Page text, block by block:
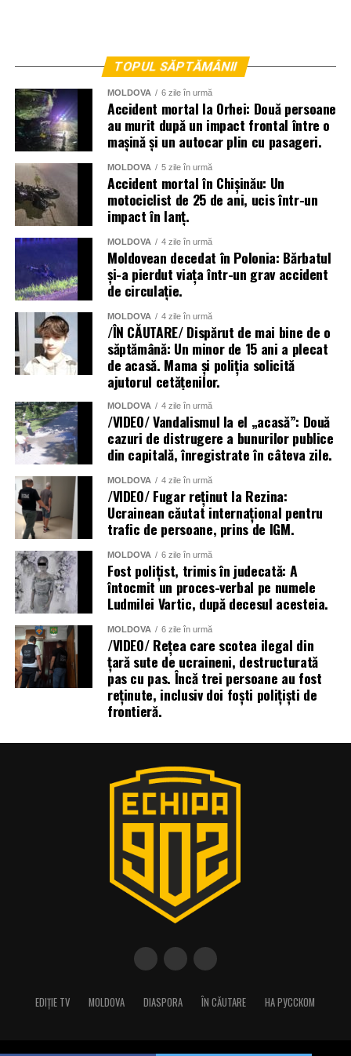
TOPUL SĂPTĂMÂNII
MOLDOVA 6 zile în urmă
Accident mortal la Orhei: Două persoane
au murit după un impact frontal între o
mașină și un autocar plin cu pasageri.
MOLDOVA 5 zile în urmă
Accident mortal în Chișinău: Un
motociclist de 25 de ani, ucis într-un
impact în lanț.
MOLDOVA 4 zile în urmă
Moldovean decedat în Polonia: Bărbatul
și-a pierdut viața într-un grav accident
de circulație.
MOLDOVA 4 zile în urmă
/ÎN CĂUTARE/ Dispărut de mai bine de o
săptămână: Un minor de 15 ani a plecat
de acasă. Mama și poliția solicită
ajutorul cetățenilor.
MOLDOVA 4 zile în urmă
/VIDEO/ Vandalismul la el „acasă”: Două
cazuri de distrugere a bunurilor publice
din capitală, înregistrate în câteva zile.
MOLDOVA 4 zile în urmă
/VIDEO/ Fugar reținut la Rezina:
Ucrainean căutat internațional pentru
trafic de persoane, prins de IGM.
MOLDOVA 6 zile în urmă
Fost polițist, trimis în judecată: A
întocmit un proces-verbal pe numele
Ludmilei Vartic, după decesul acesteia.
MOLDOVA 6 zile în urmă
/VIDEO/ Rețea care scotea ilegal din
țară sute de ucraineni, destructurată
pas cu pas. Încă trei persoane au fost
reținute, inclusiv doi foști polițiști de
frontieră.
EDIȚIE TV MOLDOVA DIASPORA ÎN CĂUTARE НА РУССКОМ